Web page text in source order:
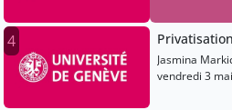
4 Privatisation
Jasmina
vendredi 3